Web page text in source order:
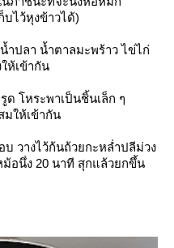
บไว้หุงข้าวได้)
ำปลา น้ำตาลมะพร้าว ไข่ไก่
ห้เข้ากัน
ด โหระพาเป็นชิ้นเล็ก ๆ
ให้เข้ากัน
วางไว้ก้นถ้วยกะหล่ำปลีม่วง
ม้อนึ่ง 20 นาที สุกแล้วยกขึ้น